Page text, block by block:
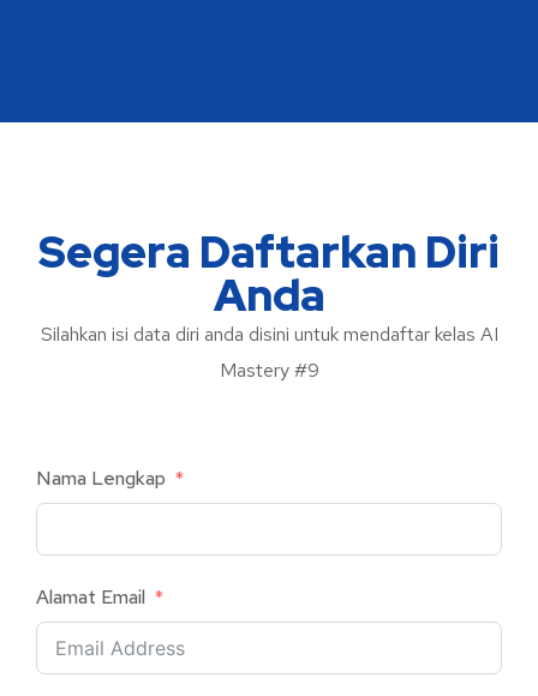
Segera Daftarkan Diri
Anda
Silahkan isi data diri anda disini untuk mendaftar kelas AI
Mastery #9
Nama Lengkap
Alamat Email